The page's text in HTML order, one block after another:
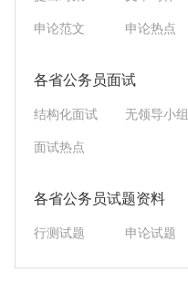
申论范文 申论热点
各省公务员面试
结构化面试 无领导小组
面试热点
各省公务员试题资料
行测试题 申论试题